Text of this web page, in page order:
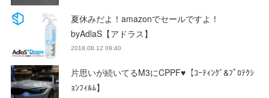
夏休みだよ！amazonでセールですよ！
byAdlaS【アドラス】
2018.08.12 09:40
片思いが続いてるM3にCPPF♥【ｺｰﾃｨﾝｸﾞ&ﾌﾟﾛﾃｸｼ
ｮﾝﾌｨﾙﾑ】